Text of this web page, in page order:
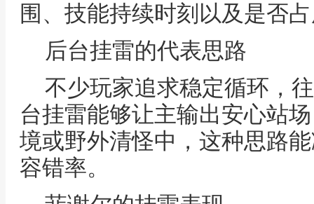
围、技能持续时刻以及是否
后台挂雷的代表思路
不少玩家追求稳定循环，
台挂雷能够让主输出安心站
境或野外清怪中，这种思路
容错率。